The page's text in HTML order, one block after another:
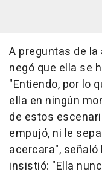
A preguntas de
negó que ella se
"Entiendo, por lo
ella en ningún
de estos
empujó, ni le
acercara",
insistió: "Ella